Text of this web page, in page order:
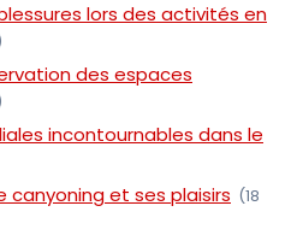
lors des activités en
des espaces
incontournables dans le
canyoning et ses plaisirs (18